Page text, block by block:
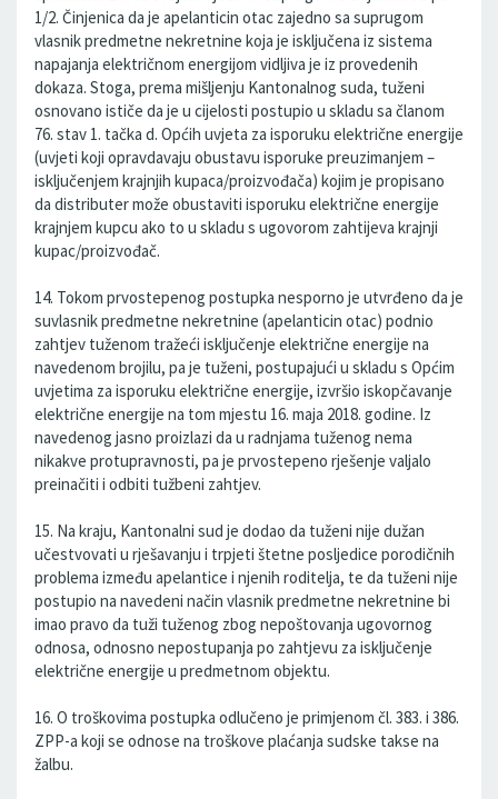
1/2. Činjenica da je apelanticin otac zajedno sa suprugom
vlasnik predmetne nekretnine koja je isključena iz sistema
napajanja električnom energijom vidljiva je iz provedenih
dokaza. Stoga, prema mišljenju Kantonalnog suda, tuženi
osnovano ističe da je u cijelosti postupio u skladu sa članom
76. stav 1. tačka d. Općih uvjeta za isporuku električne energije
(uvjeti koji opravdavaju obustavu isporuke preuzimanjem –
isključenjem krajnjih kupaca/proizvođača) kojim je propisano
da distributer može obustaviti isporuku električne energije
krajnjem kupcu ako to u skladu s ugovorom zahtijeva krajnji
kupac/proizvođač.
14. Tokom prvostepenog postupka nesporno je utvrđeno da je
suvlasnik predmetne nekretnine (apelanticin otac) podnio
zahtjev tuženom tražeći isključenje električne energije na
navedenom brojilu, pa je tuženi, postupajući u skladu s Općim
uvjetima za isporuku električne energije, izvršio iskopčavanje
električne energije na tom mjestu 16. maja 2018. godine. Iz
navedenog jasno proizlazi da u radnjama tuženog nema
nikakve protupravnosti, pa je prvostepeno rješenje valjalo
preinačiti i odbiti tužbeni zahtjev.
15. Na kraju, Kantonalni sud je dodao da tuženi nije dužan
učestvovati u rješavanju i trpjeti štetne posljedice porodičnih
problema između apelantice i njenih roditelja, te da tuženi nije
postupio na navedeni način vlasnik predmetne nekretnine bi
imao pravo da tuži tuženog zbog nepoštovanja ugovornog
odnosa, odnosno nepostupanja po zahtjevu za isključenje
električne energije u predmetnom objektu.
16. O troškovima postupka odlučeno je primjenom čl. 383. i 386.
ZPP-a koji se odnose na troškove plaćanja sudske takse na
žalbu.